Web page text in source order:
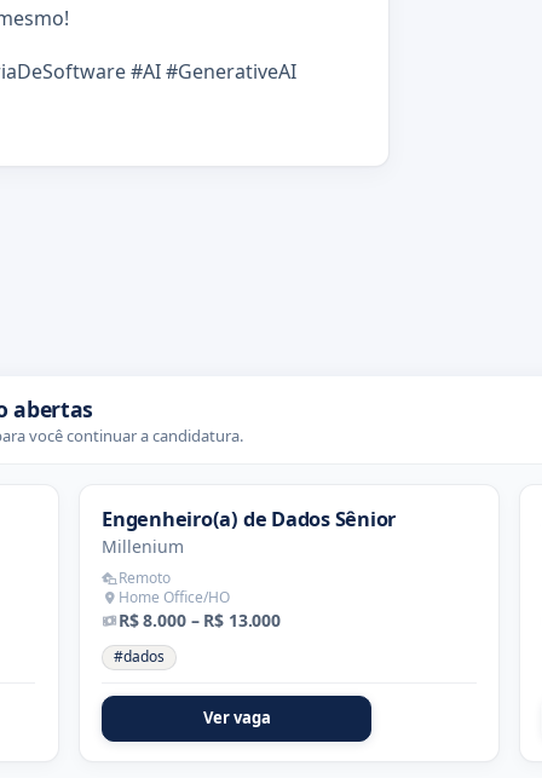
#AI #GenerativeAI
abertas
você continuar a candidatura.
Engenheiro(a) de Dados Sênior
Millenium
Remoto
Home Office/HO
R$ 8.000 – R$ 13.000
#dados
Ver vaga